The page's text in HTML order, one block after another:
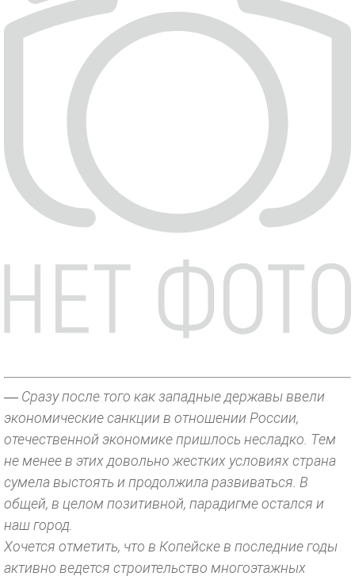
— Сразу после того как западные державы ввели
экономические санкции в отношении России,
отечественной экономике пришлось несладко. Тем
не менее в этих довольно жестких условиях страна
сумела выстоять и продолжила развиваться. В
общей, в целом позитивной, парадигме остался и
наш город.
Хочется отметить, что в Копейске в последние годы
активно ведется строительство многоэтажных